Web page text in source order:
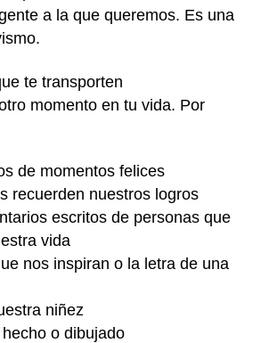
a la que queremos. Es una
te transporten
momento en tu vida. Por
de momentos felices
recuerden nuestros logros
escritos de personas que
vida
nos inspiran o la letra de una
niñez
o dibujado